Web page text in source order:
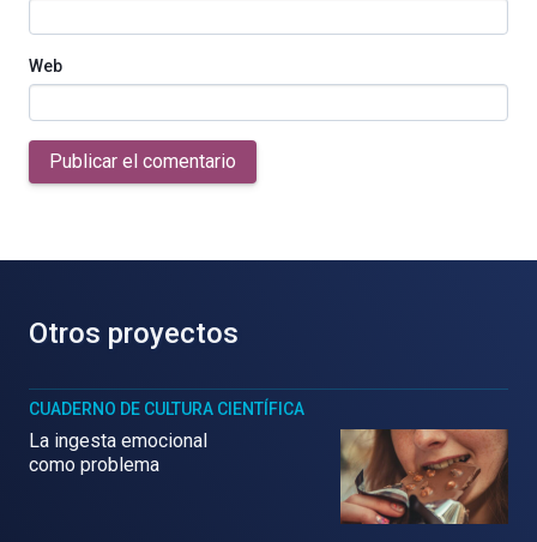
Web
Publicar el comentario
Otros proyectos
CUADERNO DE CULTURA CIENTÍFICA
La ingesta emocional
como problema